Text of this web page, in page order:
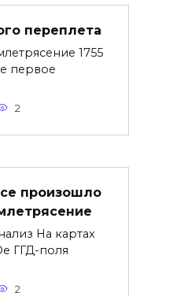
переплета
1755
первое
2
произошло
На картах
ГГД-поля
2